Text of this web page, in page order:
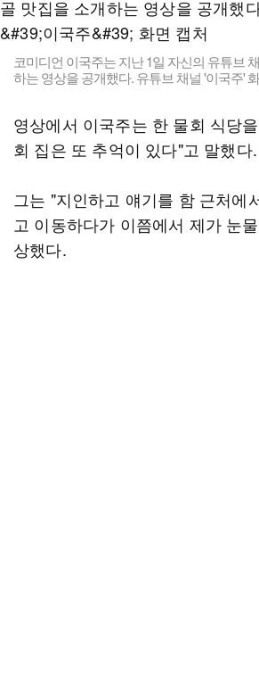
코미디언 이국주는 지난 1일 자신의 유튜브
하는 영상을 공개했다. 유튜브 채널 '이국주'
영상에서 이국주는 한 물회 식당
회 집은 또 추억이 있다"고 말했다.
그는 "지인하고 얘기를 함 근처에
고 이동하다가 이쯤에서 제가 눈
상했다.